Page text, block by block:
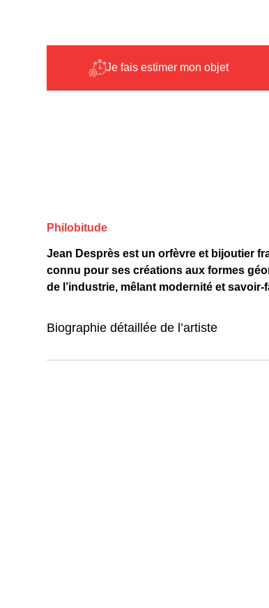
Je fais estimer mon objet
Philobitude
Jean Desprès est un orfèvre et bijoutier
connu pour ses créations aux formes
de l’industrie, mêlant modernité et
Biographie détaillée de l’artiste